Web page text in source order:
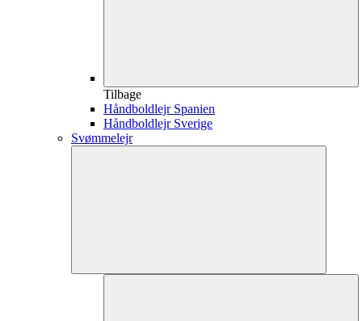
Tilbage
Håndboldlejr Spanien
Håndboldlejr Sverige
Svømmelejr